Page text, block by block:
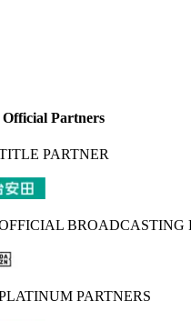
Partners
PARTNER
BROADCASTING
PARTNERS